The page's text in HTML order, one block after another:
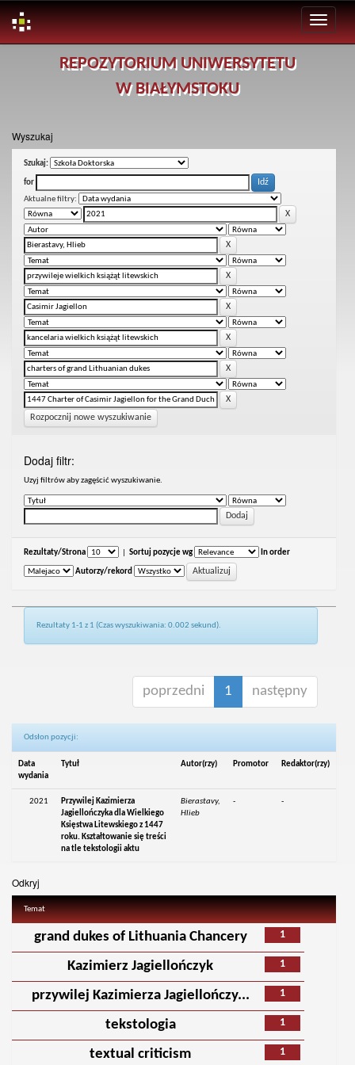
REPOZYTORIUM UNIWERSYTETU
W BIAŁYMSTOKU
Wyszukaj
Szukaj:
for
Aktualne filtry:
Rozpocznij nowe wyszukiwanie
Dodaj filtr:
Uzyj filtrów aby zagęścić wyszukiwanie.
Rezultaty/Strona Sortuj pozycje wg In order
Autorzy/rekord
Rezultaty 1-1 z 1 (Czas wyszukiwania: 0.002 sekund).
poprzedni 1 następny
Odsłon pozycji:
Data
wydania
Tytuł Autor(rzy) Promotor Redaktor(rzy)
2021
Przywilej Kazimierza
Jagiellończyka dla Wielkiego
Księstwa Litewskiego z 1447
roku. Kształtowanie się treści
na tle tekstologii aktu
Bierastavy,
Hlieb
- -
Odkryj
Temat
1
grand dukes of Lithuania Chancery
1
Kazimierz Jagiellończyk
1
przywilej Kazimierza Jagiellończy...
1
tekstologia
1
textual criticism